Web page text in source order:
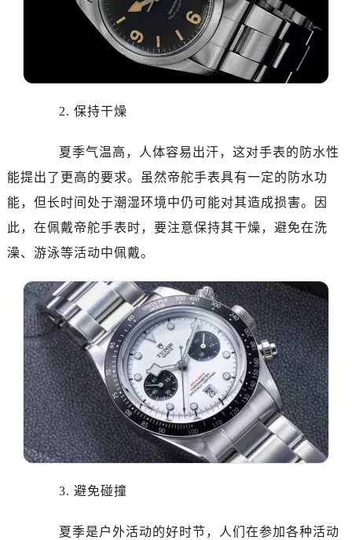
2. 保持干燥
夏季气温高，人体容易出汗，这对手表的防水性
能提出了更高的要求。虽然帝舵手表具有一定的防水功
能，但长时间处于潮湿环境中仍可能对其造成损害。因
此，在佩戴帝舵手表时，要注意保持其干燥，避免在洗
澡、游泳等活动中佩戴。
3. 避免碰撞
夏季是户外活动的好时节，人们在参加各种活动